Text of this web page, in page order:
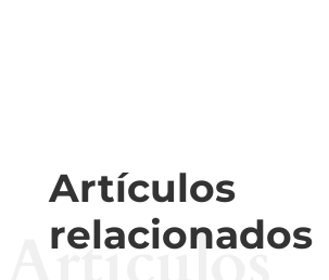
Artículos
relacionados